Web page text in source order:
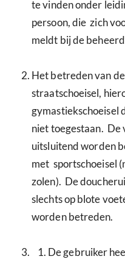
te vinden onder
persoon, die zich
meldt bij de
Het betreden van
straatschoeisel,
gymastiekschoeisel
niet toegestaan. De
uitsluitend worden
met sportschoeisel
zolen). De
slechts op blote
worden betreden.
De gebruiker